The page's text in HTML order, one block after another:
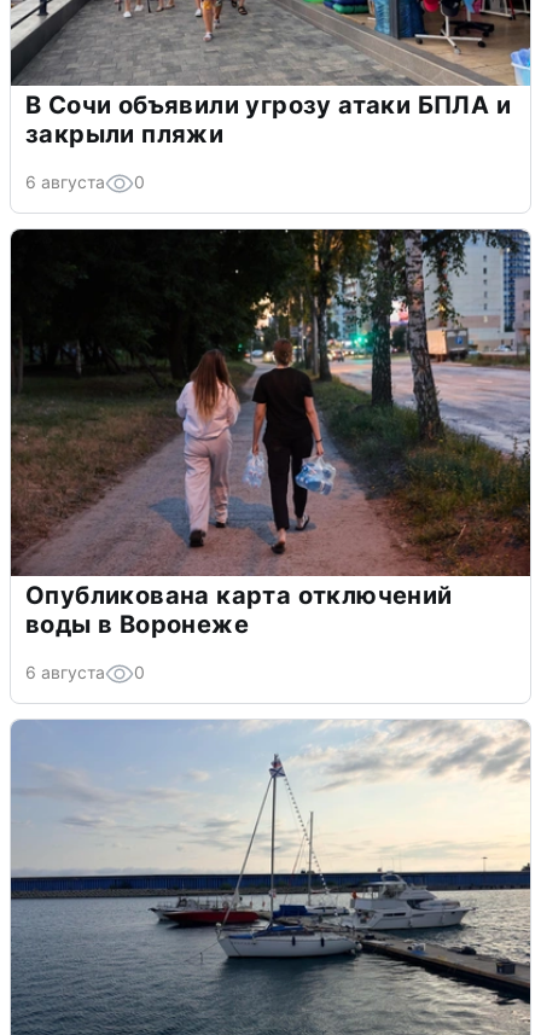
В Сочи объявили угрозу атаки БПЛА и
закрыли пляжи
6 августа 0
Опубликована карта отключений
воды в Воронеже
6 августа 0